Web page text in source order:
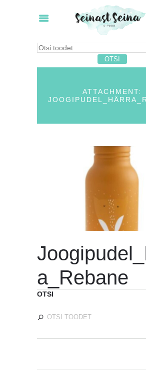
ATTACHMENT:
a_Rebane
OTSI